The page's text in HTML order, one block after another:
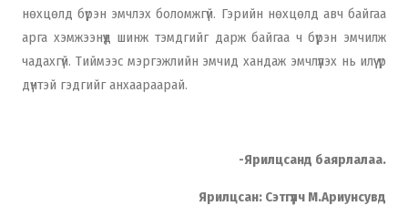
нөхцөлд бүрэн эмчлэх боломжгүй. Гэрийн нөхцөлд авч байгаа
арга хэмжээнүүд шинж тэмдгийг дарж байгаа ч бүрэн эмчилж
чадахгүй. Тиймээс мэргэжлийн эмчид хандаж эмчлүүлэх нь илүү үр
дүнтэй гэдгийг анхаараарай.
-Ярилцсанд баярлалаа.
Ярилцсан: Сэтгүүлч М.Ариунсувд